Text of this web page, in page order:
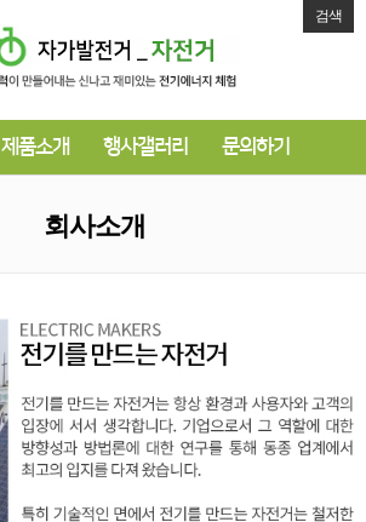
검색
제품소개 행사갤러리 문의하기
회사소개